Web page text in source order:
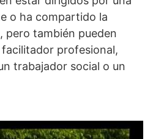
o ha compartido la
pero también pueden
profesional,
trabajador social o un